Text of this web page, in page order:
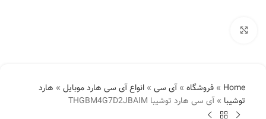
Home
» فروشگاه »آی سی » انواع آی سی هارد موبایل » هارد
توشیبا »آی سی هارد توشیبا THGBM4G7D2JBAIM